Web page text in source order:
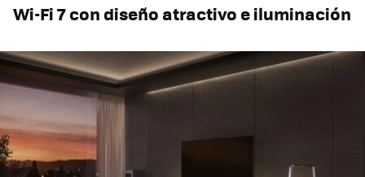
Wi-Fi 7 con diseño atractivo e iluminación